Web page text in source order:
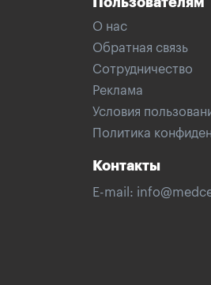
О нас
Обратная связь
Сотрудничество
Реклама
Условия
Политика
Контакты
E-mail: